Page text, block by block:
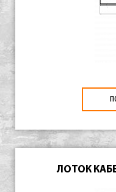
ЛОТОК